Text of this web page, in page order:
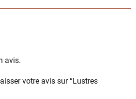
avis.
votre avis sur “Lustres